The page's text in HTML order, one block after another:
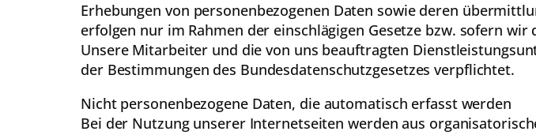
Erhebungen von personenbezogenen Daten sowie deren
erfolgen nur im Rahmen der einschlägigen Gesetze bzw. sofern
Unsere Mitarbeiter und die von uns beauftragten
der Bestimmungen des Bundesdatenschutzgesetzes verpflichtet.
Nicht personenbezogene Daten, die automatisch erfasst werden
Bei der Nutzung unserer Internetseiten werden aus